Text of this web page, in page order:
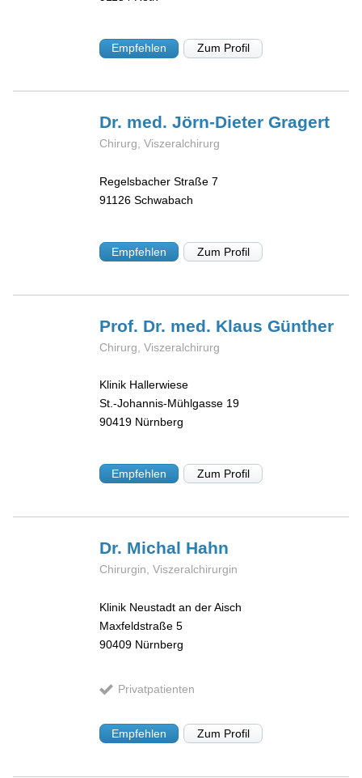
Empfehlen Zum Profil
Dr. med. Jörn-DieterGragert
Chirurg, Viszeralchirurg
Regelsbacher Straße 7
91126 Schwabach
Empfehlen Zum Profil
Prof. Dr. med. KlausGünther
Chirurg, Viszeralchirurg
Klinik Hallerwiese
St.-Johannis-Mühlgasse 19
90419 Nürnberg
Empfehlen Zum Profil
Dr. Michal Hahn
Chirurgin, Viszeralchirurgin
Klinik Neustadt an der Aisch
Maxfeldstraße 5
90409 Nürnberg
Privatpatienten
Empfehlen Zum Profil